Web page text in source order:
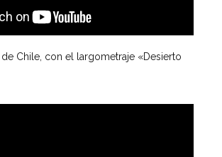
de Chile, con el largometraje «Desierto